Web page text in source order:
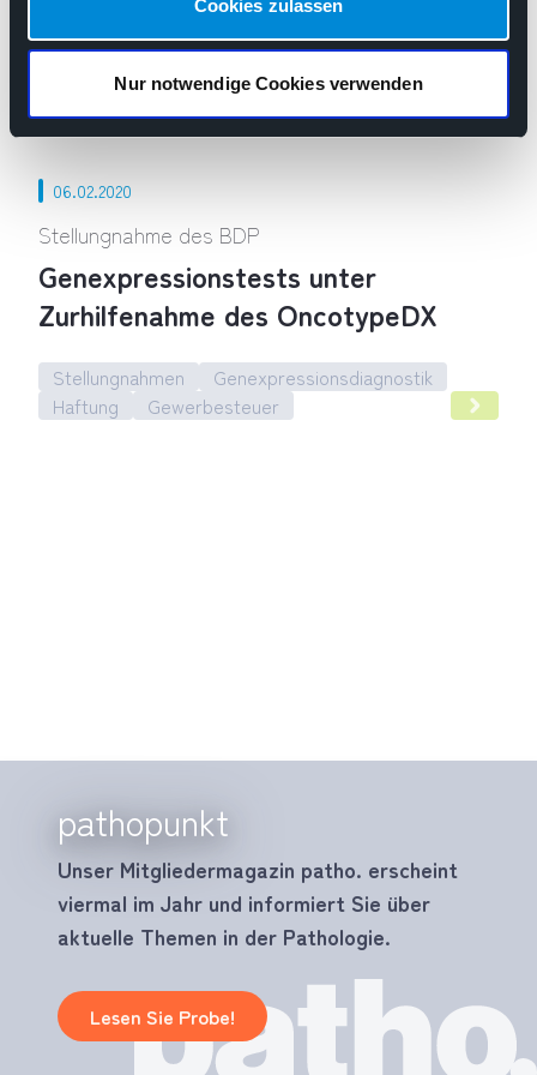
Cookies zulassen
Nur notwendige Cookies verwenden
(EU) 2017/746
Stellungnahmen
Medizinprodukterecht
Anpassung des Medizinprodukterechts an die Verordnungen
06.02.2020
Stellungnahme des BDP
Genexpressionstests unter
Zurhilfenahme des OncotypeDX
Stellungnahmen
Genexpressionsdiagnostik
Haftung
Gewerbesteuer
pathopunkt
Unser Mitgliedermagazin patho. erscheint
viermal im Jahr und informiert Sie über
aktuelle Themen in der Pathologie.
Lesen Sie Probe!